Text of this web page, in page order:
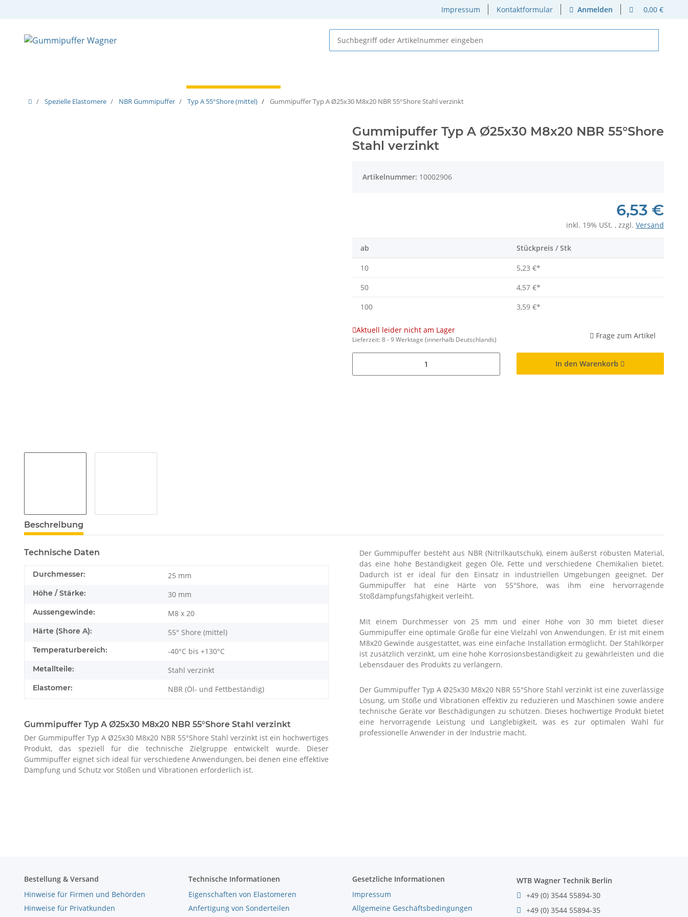
Impressum Kontaktformular Anmelden 0,00 €
Spezielle Elastomere NBR Gummipuffer Typ A 55°Shore (mittel) Gummipuffer Typ A Ø25x30 M8x20 NBR 55°Shore Stahl verzinkt
Gummipuffer Typ A Ø25x30 M8x20 NBR 55°Shore
Stahl verzinkt
Artikelnummer: 10002906
6,53 €
inkl. 19% USt. , zzgl. Versand
ab Stückpreis / Stk
10 5,23 €*
50
4,57 €*
100
3,59 €*
Aktuell leider nicht am Lager
Lieferzeit:8 - 9 Werktage (innerhalb Deutschlands) Frage zum Artikel
In den Warenkorb
Beschreibung
Technische Daten
Durchmesser: 25 mm
Höhe / Stärke: 30 mm
Aussengewinde: M8 x 20
Härte (Shore A): 55° Shore (mittel)
Temperaturbereich: -40°C bis +130°C
Metallteile: Stahl verzinkt
Elastomer: NBR (Öl- und Fettbeständig)
Gummipuffer Typ A Ø25x30 M8x20 NBR 55°Shore Stahl verzinkt
Der Gummipuffer Typ A Ø25x30 M8x20 NBR 55°Shore Stahl verzinkt ist ein hochwertiges
Produkt, das speziell für die technische Zielgruppe entwickelt wurde. Dieser
Gummipuffer eignet sich ideal für verschiedene Anwendungen, bei denen eine effektive
Dämpfung und Schutz vor Stößen und Vibrationen erforderlich ist.
Der Gummipuffer besteht aus NBR (Nitrilkautschuk), einem äußerst robusten Material,
das eine hohe Beständigkeit gegen Öle, Fette und verschiedene Chemikalien bietet.
Dadurch ist er ideal für den Einsatz in industriellen Umgebungen geeignet. Der
Gummipuffer hat eine Härte von 55°Shore, was ihm eine hervorragende
Stoßdämpfungsfähigkeit verleiht.
Mit einem Durchmesser von 25 mm und einer Höhe von 30 mm bietet dieser
Gummipuffer eine optimale Größe für eine Vielzahl von Anwendungen. Er ist mit einem
M8x20 Gewinde ausgestattet, was eine einfache Installation ermöglicht. Der Stahlkörper
ist zusätzlich verzinkt, um eine hohe Korrosionsbeständigkeit zu gewährleisten und die
Lebensdauer des Produkts zu verlängern.
Der Gummipuffer Typ A Ø25x30 M8x20 NBR 55°Shore Stahl verzinkt ist eine zuverlässige
Lösung, um Stöße und Vibrationen effektiv zu reduzieren und Maschinen sowie andere
technische Geräte vor Beschädigungen zu schützen. Dieses hochwertige Produkt bietet
eine hervorragende Leistung und Langlebigkeit, was es zur optimalen Wahl für
professionelle Anwender in der Industrie macht.
Bestellung & Versand
Hinweise für Firmen und Behörden
Hinweise für Privatkunden
Technische Informationen
Eigenschaften von Elastomeren
Anfertigung von Sonderteilen
Gesetzliche Informationen
Impressum
Allgemeine Geschäftsbedingungen
WTB Wagner Technik Berlin
+49 (0) 3544 55894-30
+49 (0) 3544 55894-35